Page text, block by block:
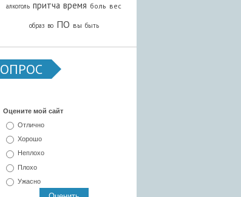
алкоголь притча время боль вес
образ во ПО вы быть
ОПРОС
Оцените мой сайт
Отлично
Хорошо
Неплохо
Плохо
Ужасно